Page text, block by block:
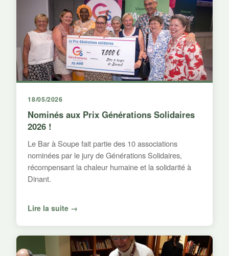
18/05/2026
Nominés aux Prix Générations Solidaires
2026 !
Le Bar à Soupe fait partie des 10 associations
nominées par le jury de Générations Solidaires,
récompensant la chaleur humaine et la solidarité à
Dinant.
Lire la suite →